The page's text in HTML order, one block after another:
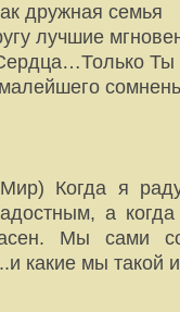
дружная семья
лучшие
Ты
Когда я
а
Мы сами
какие мы такой